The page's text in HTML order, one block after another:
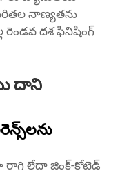
నాణ్యతను
రెండవ దశ ఫినిషింగ్
దాని
లేదా జింక్-కోటెడ్